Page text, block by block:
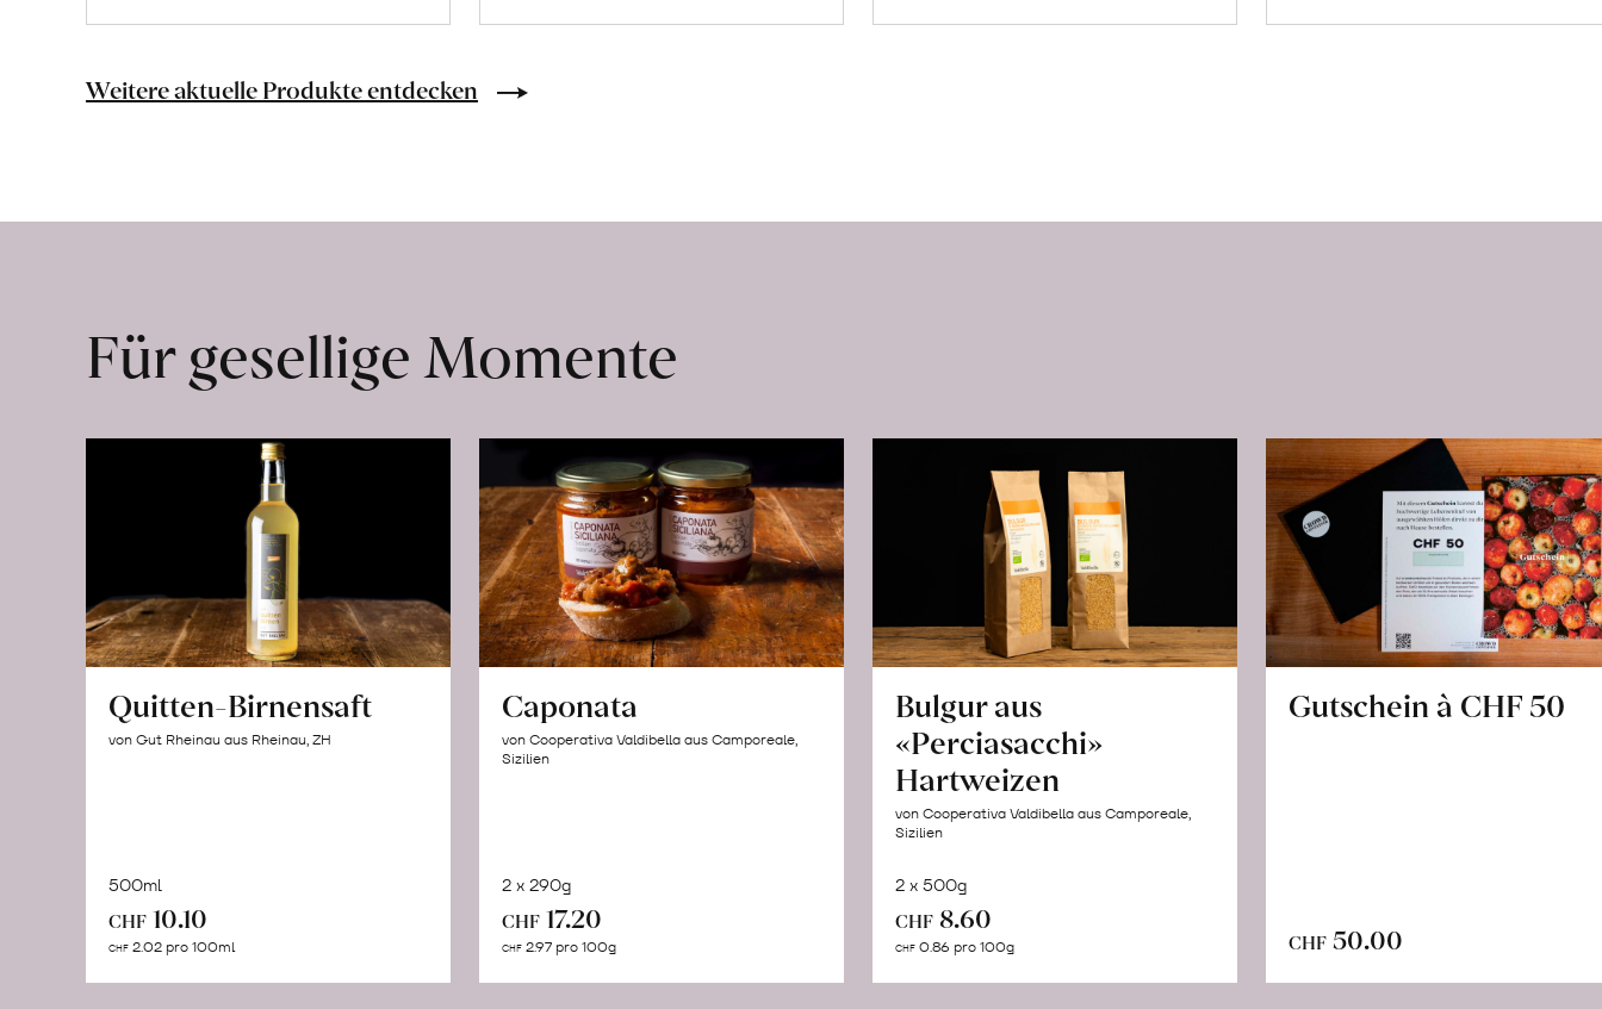
Naturbelassene
Lebensmittel
ab
Weitere aktuelle Produkte entdecken
Für gesellige Momente
Quitten-Birnensaft
von Gut Rheinau aus Rheinau, ZH
500ml
CHF 10.10
CHF 2.02 pro 100ml
Caponata
von Cooperativa Valdibella aus Camporeale,
Sizilien
2 x 290g
CHF 17.20
CHF 2.97 pro 100g
Bulgur aus
«Perciasacchi»
Hartweizen
von Cooperativa Valdibella aus Camporeale,
Sizilien
2 x 500g
CHF 8.60
CHF 0.86 pro 100g
Gutschein à CHF 50
CHF 50.00
Warenkorb